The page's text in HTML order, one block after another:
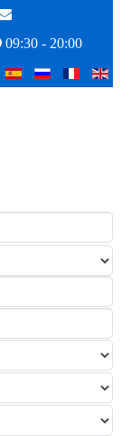
09:30 - 20:00